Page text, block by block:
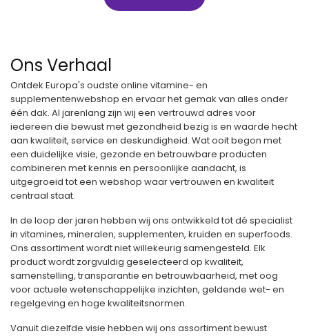
Ons Verhaal
Ontdek Europa's oudste online vitamine- en
supplementenwebshop en ervaar het gemak van alles onder
één dak. Al jarenlang zijn wij een vertrouwd adres voor
iedereen die bewust met gezondheid bezig is en waarde hecht
aan kwaliteit, service en deskundigheid. Wat ooit begon met
een duidelijke visie, gezonde en betrouwbare producten
combineren met kennis en persoonlijke aandacht, is
uitgegroeid tot een webshop waar vertrouwen en kwaliteit
centraal staat.
In de loop der jaren hebben wij ons ontwikkeld tot dé specialist
in vitamines, mineralen, supplementen, kruiden en superfoods.
Ons assortiment wordt niet willekeurig samengesteld. Elk
product wordt zorgvuldig geselecteerd op kwaliteit,
samenstelling, transparantie en betrouwbaarheid, met oog
voor actuele wetenschappelijke inzichten, geldende wet- en
regelgeving en hoge kwaliteitsnormen.
Vanuit diezelfde visie hebben wij ons assortiment bewust